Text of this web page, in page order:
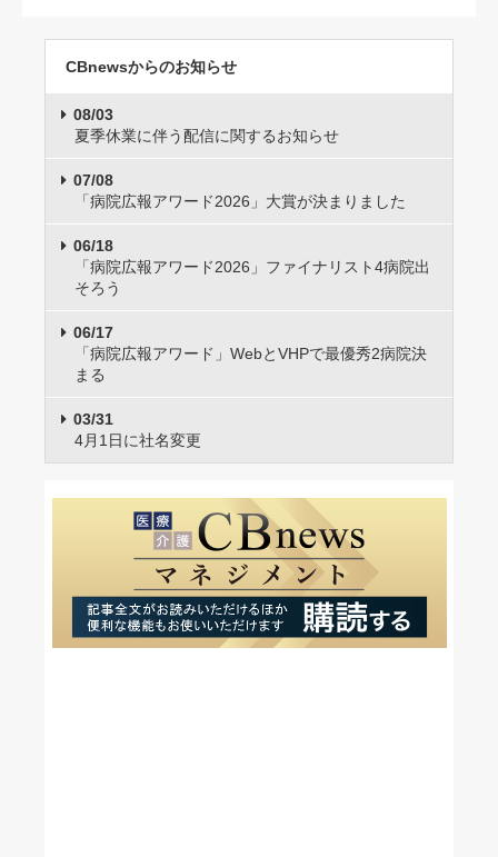
CBnewsからのお知らせ
08/03
夏季休業に伴う配信に関するお知らせ
07/08
「病院広報アワード2026」大賞が決まりました
06/18
「病院広報アワード2026」ファイナリスト4病院出
そろう
06/17
「病院広報アワード」WebとVHPで最優秀2病院決
まる
03/31
4月1日に社名変更